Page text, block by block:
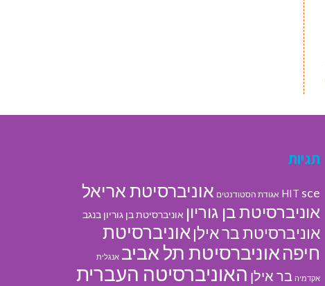
תגיות
HIT sce אגודת הסטודנטים אוניברסיטת אריאל
אוניברסיטת בן גוריון אוניברסיטת בן גוריון בנגב
אוניברסיטת בר אילן אוניברסיטת
חיפהאוניברסיטת תל אביב אנגלית
אקדמיה בר אילן האוניברסיטה העברית